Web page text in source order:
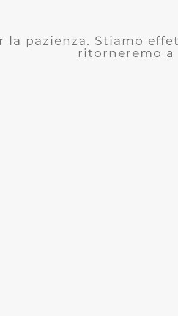
la pazienza. Stiamo
ritorneremo a